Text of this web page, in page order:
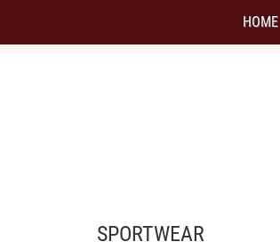
HOME
SPORTWEAR